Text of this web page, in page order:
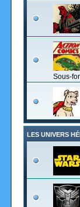
Sous-
LES UNIVERS